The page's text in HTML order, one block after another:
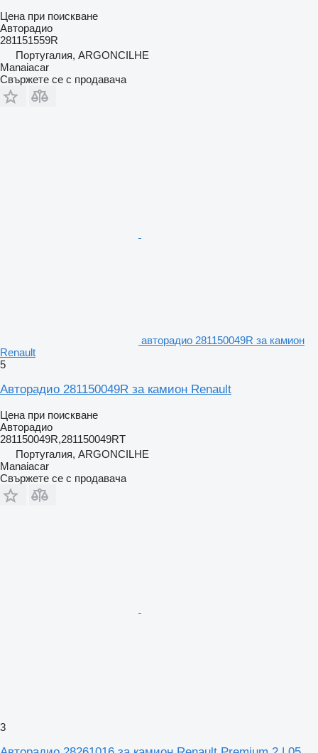
Цена при поискване
Авторадио
281151559R
Португалия, ARGONCILHE
Manaiacar
Свържете се с продавача
авторадио 281150049R за камион
Renault
5
Авторадио 281150049R за камион Renault
Цена при поискване
Авторадио
281150049R,281150049RT
Португалия, ARGONCILHE
Manaiacar
Свържете се с продавача
3